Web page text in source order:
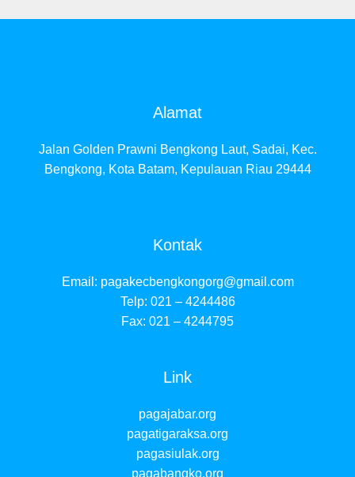
Alamat
Jalan Golden Prawni Bengkong Laut, Sadai, Kec.
Bengkong, Kota Batam, Kepulauan Riau 29444
Kontak
Email: pagakecbengkongorg@gmail.com
Telp: 021 – 4244486
Fax: 021 – 4244795
Link
pagajabar.org
pagatigaraksa.org
pagasiulak.org
pagabangko.org